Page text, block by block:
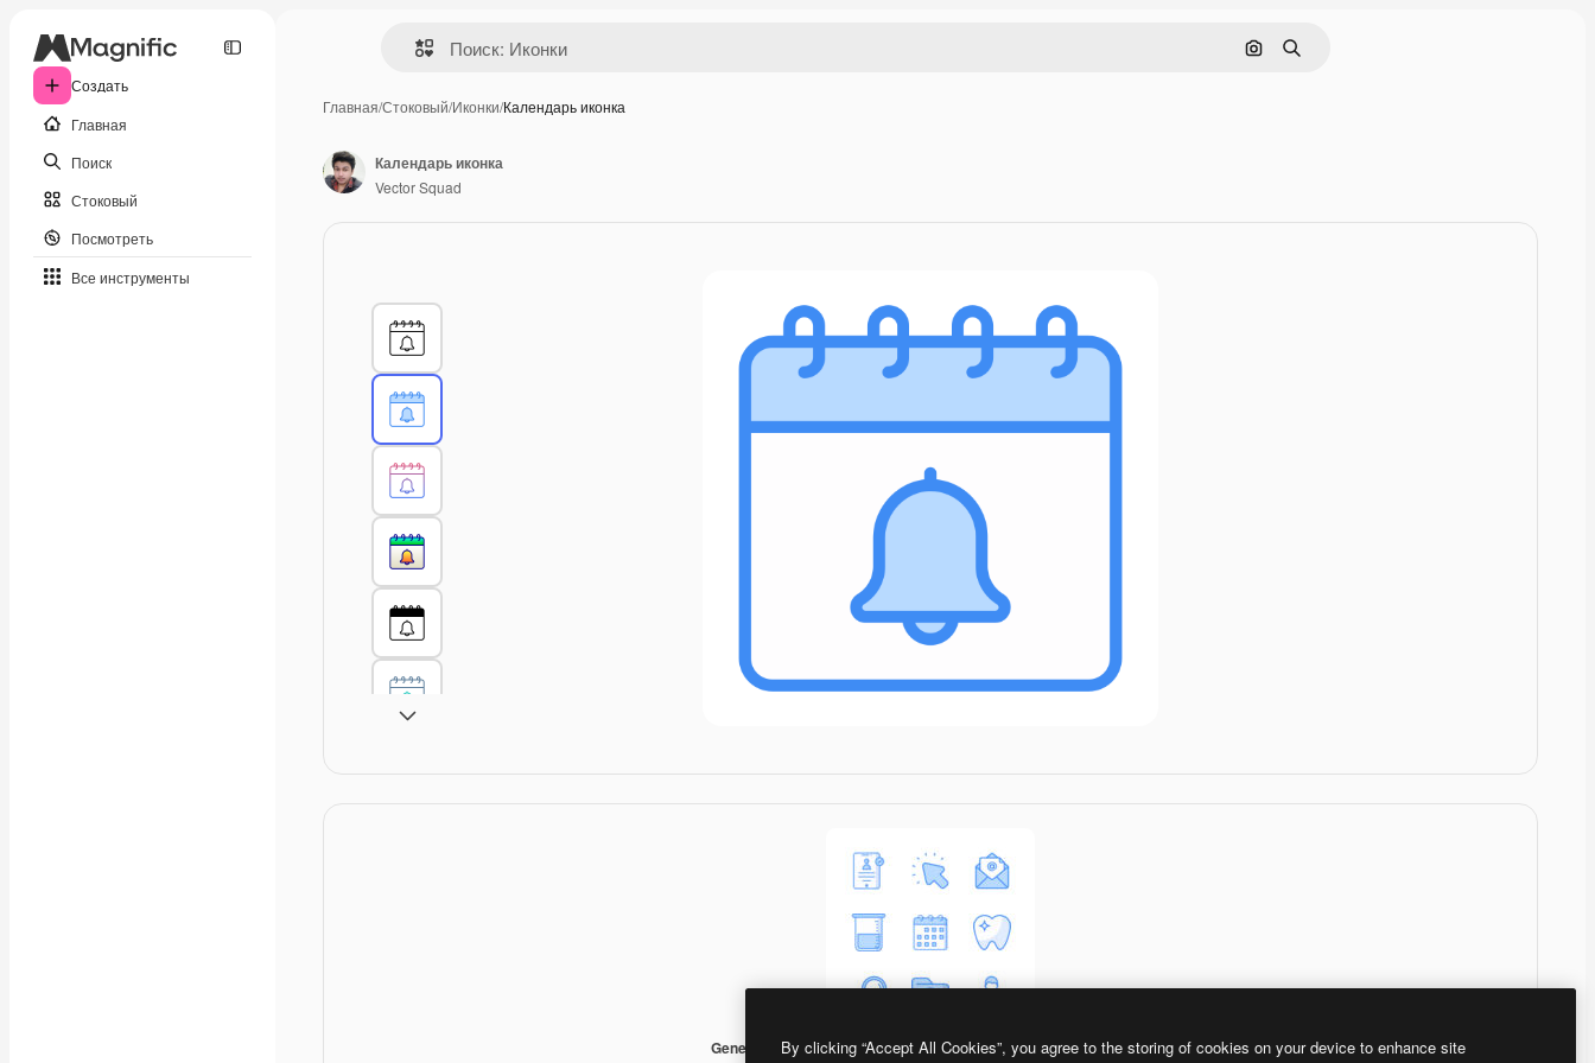
Создать
Главная
Поиск
Стоковый
Посмотреть
Все инструменты
Поиск по изображению
Поиск
Главная/Стоковый/Иконки/Календарь иконка
Generic Blue
Календарь иконка
Vector Squad
By clicking “Accept All Cookies”, you agree to the storing of cookies on your device to enhance site